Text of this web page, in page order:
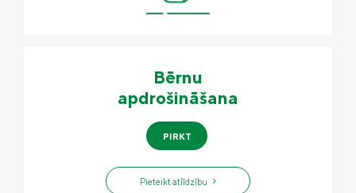
Bērnu
apdrošināšana
PIRKT
Pieteikt atlīdzību